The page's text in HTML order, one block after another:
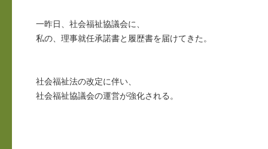
一昨日、社会福祉協議会に、
私の、理事就任承諾書と履歴書を届けてきた。
社会福祉法の改定に伴い、
社会福祉協議会の運営が強化される。